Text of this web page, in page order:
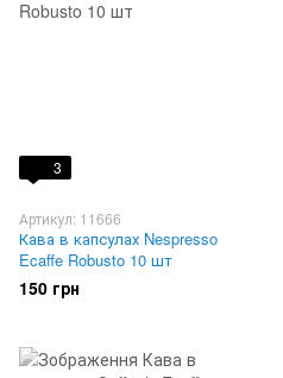
3
Артикул: 11666
Кава в капсулах Nespresso
Ecaffe Robusto 10 шт
150 грн